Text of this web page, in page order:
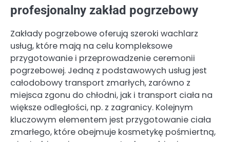
profesjonalny zakład pogrzebowy
Zakłady pogrzebowe oferują szeroki wachlarz
usług, które mają na celu kompleksowe
przygotowanie i przeprowadzenie ceremonii
pogrzebowej. Jedną z podstawowych usług jest
całodobowy transport zmarłych, zarówno z
miejsca zgonu do chłodni, jak i transport ciała na
większe odległości, np. z zagranicy. Kolejnym
kluczowym elementem jest przygotowanie ciała
zmarłego, które obejmuje kosmetykę pośmiertną,